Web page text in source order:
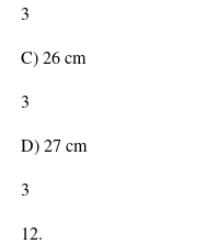
3
C) 26 cm
3
D) 27 cm
3
12.